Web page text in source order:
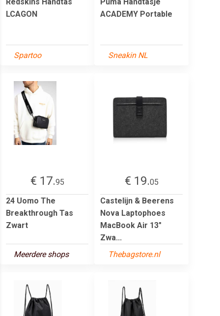
LCAGON
Spartoo
ACADEMY Portable
Sneakin NL
€ 17.95
24 Uomo The
Breakthrough Tas
Zwart
Meerdere shops
€ 19.05
Castelijn & Beerens
Nova Laptophoes
MacBook Air 13"
Zwa...
Thebagstore.nl